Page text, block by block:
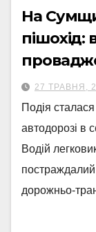
На
пішохід:
27 ТРАВНЯ,
Подія
автодорозі в
Водій
постраждалий
дорожньо-